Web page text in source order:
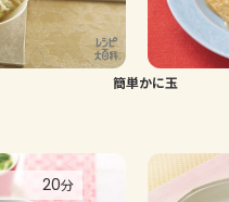
簡単かに玉
20分